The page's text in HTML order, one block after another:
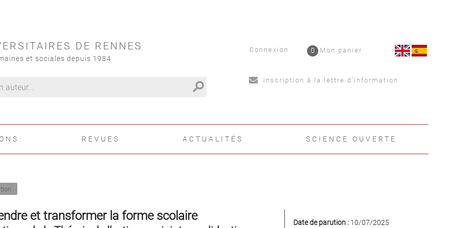
DE RENNES
et sociales depuis 1984
search
Connexion Mon panier
0
Inscription à la lettre d'information
REVUES ACTUALITÉS SCIENCE OUVERTE
et transformer la forme scolaire Date de parution :10/07/2025